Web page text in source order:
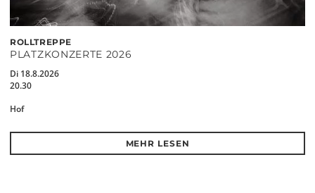
ROLLTREPPE
PLATZKONZERTE 2026
Di 18.8.2026
20.30
Hof
MEHR LESEN